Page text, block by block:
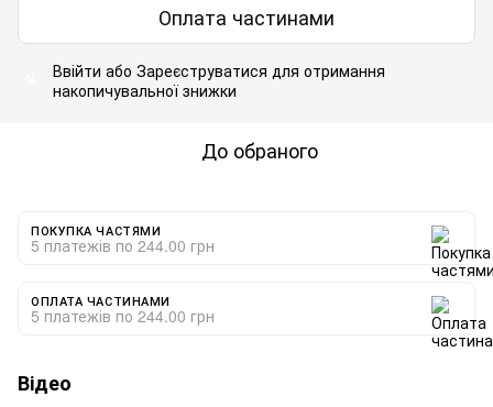
Оплата частинами
Ввійти або Зареєструватися для отримання
накопичувальної знижки
До обраного
ПОКУПКА ЧАСТЯМИ
5 платежів по 244.00 грн
ОПЛАТА ЧАСТИНАМИ
5 платежів по 244.00 грн
Відео